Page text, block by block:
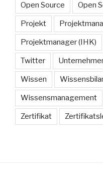
Open Source Open
Projekt
Projektmanager (IHK)
Twitter
Wissen
Wissensmanagement
Zertifikat